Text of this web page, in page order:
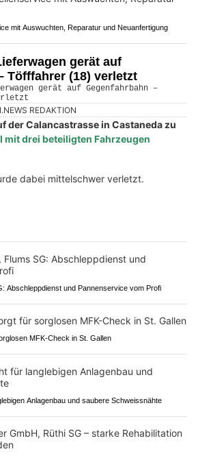
mit Auswuchten, Reparatur und Neuanfertigung
gerät auf
Töfffahrer (18) verletzt
REDAKTION
der Calancastrasse in Castaneda zu
mit drei beteiligten Fahrzeugen
dabei mittelschwer verletzt.
Abschleppdienst und Pannenservice vom Profi
MFK-Check in St. Gallen
Anlagenbau und saubere Schweissnähte